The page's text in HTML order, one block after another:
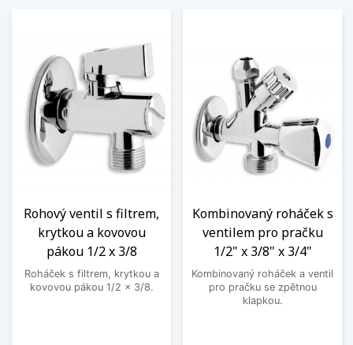
Rohový ventil s filtrem,
krytkou a kovovou
pákou 1/2 x 3/8
Roháček s filtrem, krytkou a
kovovou pákou 1/2 x 3/8.
Kombinovaný roháček s
ventilem pro pračku
1/2" x 3/8" x 3/4"
Kombinovaný roháček a ventil
pro pračku se zpětnou
klapkou.